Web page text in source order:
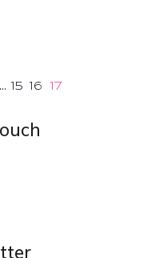
… 15 16 17